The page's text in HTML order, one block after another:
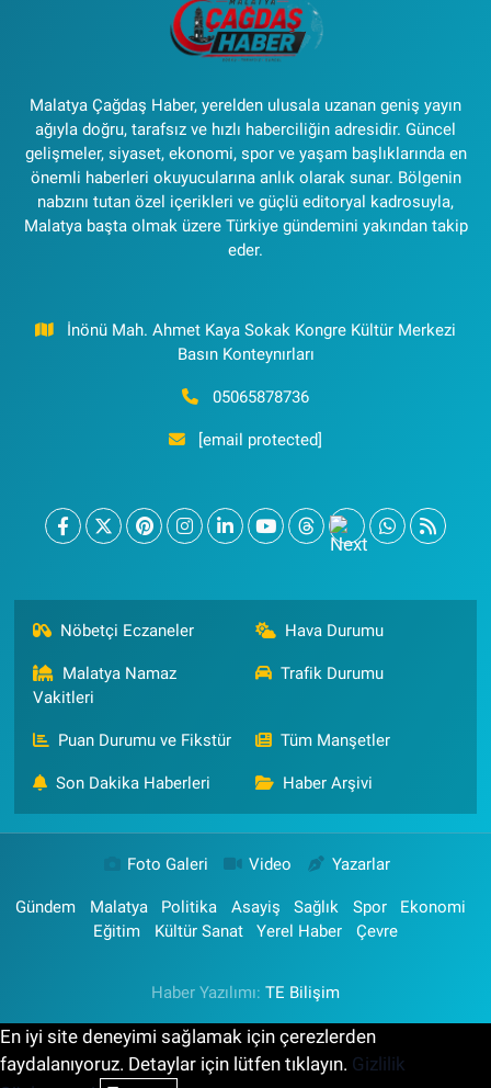
Malatya Çağdaş Haber, yerelden ulusala uzanan geniş yayın
ağıyla doğru, tarafsız ve hızlı haberciliğin adresidir. Güncel
gelişmeler, siyaset, ekonomi, spor ve yaşam başlıklarında en
önemli haberleri okuyucularına anlık olarak sunar. Bölgenin
nabzını tutan özel içerikleri ve güçlü editoryal kadrosuyla,
Malatya başta olmak üzere Türkiye gündemini yakından takip
eder.
İnönü Mah. Ahmet Kaya Sokak Kongre Kültür Merkezi
Basın Konteynırları
05065878736
[email protected]
Nöbetçi Eczaneler Hava Durumu
Malatya Namaz
Vakitleri
Trafik Durumu
Puan Durumu ve Fikstür Tüm Manşetler
Son Dakika Haberleri Haber Arşivi
Foto Galeri Video Yazarlar
Gündem Malatya Politika Asayiş Sağlık Spor
Ekonomi
Eğitim
Kültür Sanat Yerel Haber Çevre
Haber Yazılımı: TE Bilişim
En iyi site deneyimi sağlamak için çerezlerden
faydalanıyoruz. Detaylar için lütfen tıklayın. Gizlilik